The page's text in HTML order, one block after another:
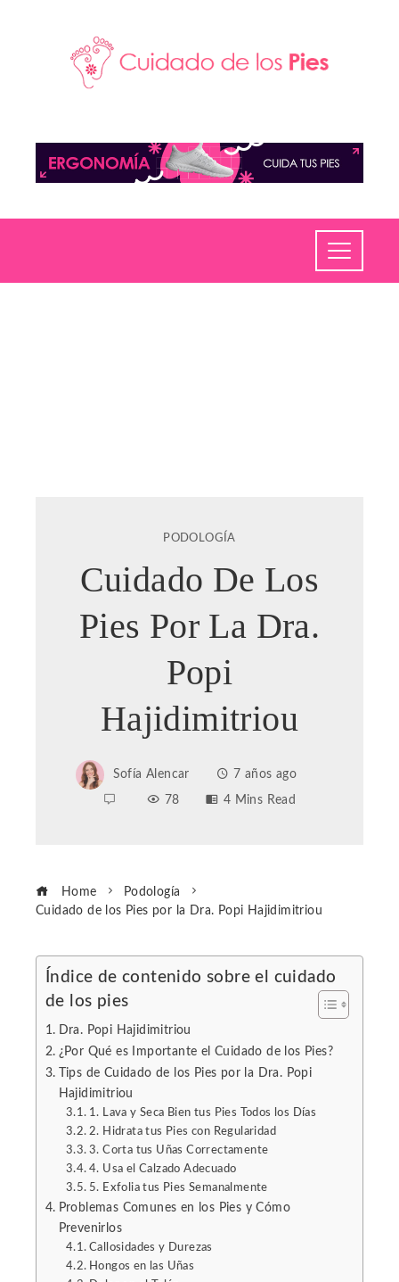
PODOLOGÍA
Cuidado De Los
Pies Por La Dra.
Popi
Hajidimitriou
Sofía Alencar
7 años ago
78
4 Mins Read
Home
Podología
Cuidado de los Pies por la Dra. Popi Hajidimitriou
Índice de contenido sobre el cuidado
de los pies
Dra. Popi Hajidimitriou
¿Por Qué es Importante el Cuidado de los Pies?
Tips de Cuidado de los Pies por la Dra. Popi
Hajidimitriou
1. Lava y Seca Bien tus Pies Todos los Días
2. Hidrata tus Pies con Regularidad
3. Corta tus Uñas Correctamente
4. Usa el Calzado Adecuado
5. Exfolia tus Pies Semanalmente
Problemas Comunes en los Pies y Cómo
Prevenirlos
Callosidades y Durezas
Hongos en las Uñas